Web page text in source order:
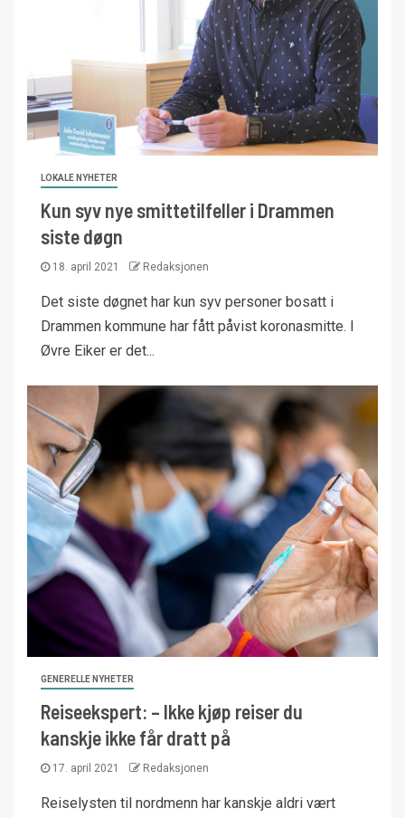
LOKALE NYHETER
Kun syv nye smittetilfeller i Drammen
siste døgn
18. april 2021 Redaksjonen
Det siste døgnet har kun syv personer bosatt i
Drammen kommune har fått påvist koronasmitte. I
Øvre Eiker er det...
GENERELLE NYHETER
Reiseekspert: – Ikke kjøp reiser du
kanskje ikke får dratt på
17. april 2021 Redaksjonen
Reiselysten til nordmenn har kanskje aldri vært